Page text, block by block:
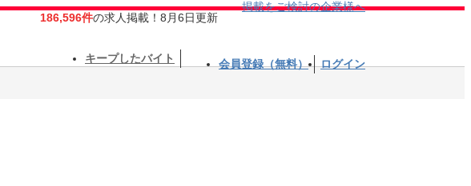
186,596件の求人掲載！8月6日更新
掲載をご検討の企業様へ
キープしたバイト 会員登録（無料） ログイン